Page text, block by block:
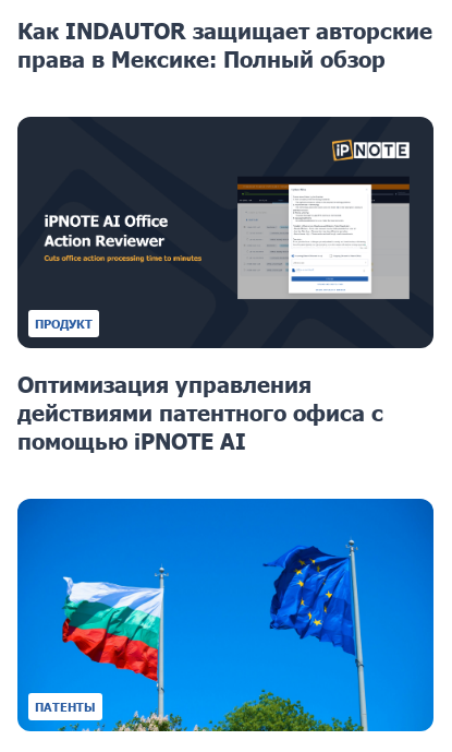
Как INDAUTOR защищает авторские
права в Мексике: Полный обзор
ПРОДУКТ
Оптимизация управления
действиями патентного офиса с
помощью iPNOTE AI
ПАТЕНТЫ